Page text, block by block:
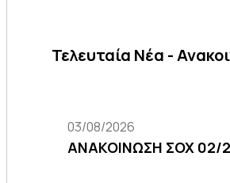
Τελευταία Νέα -
03/08/2026
ΑΝΑΚΟΙΝΩΣΗ ΣΟΧ 02/